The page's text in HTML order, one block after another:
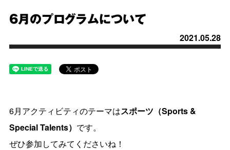
6月のプログラムについて
2021.05.28
6月アクティビティのテーマはスポーツ（Sports &
Special Talents） です。
ぜひ参加してみてくださいね！